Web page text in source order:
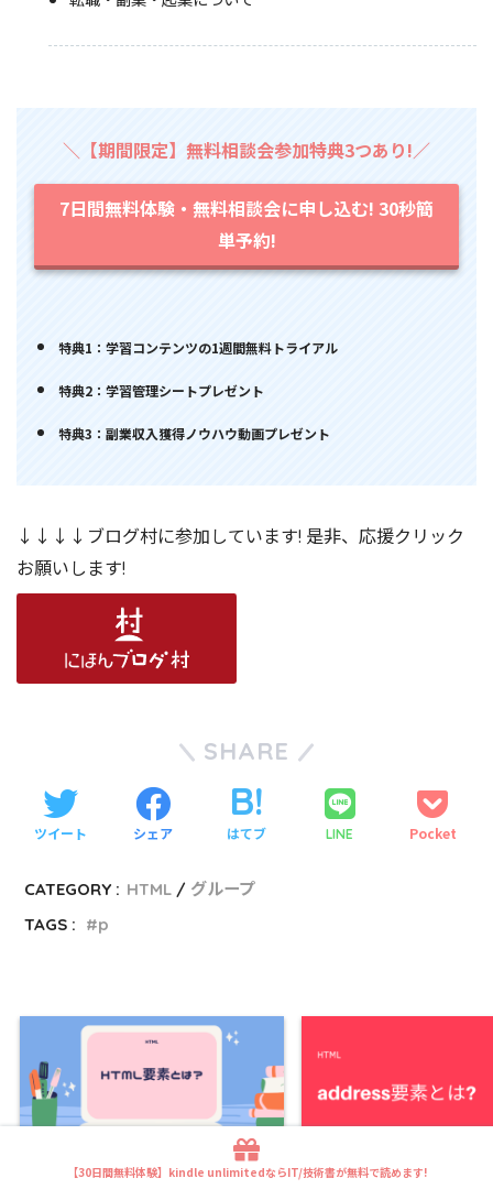
＼【期間限定】無料相談会参加特典3つあり!／
7日間無料体験・無料相談会に申し込む! 30秒簡
単予約!
特典1：学習コンテンツの1週間無料トライアル
特典2：学習管理シートプレゼント
特典3：副業収入獲得ノウハウ動画プレゼント
↓↓↓↓ブログ村に参加しています! 是非、応援クリック
お願いします!
SHARE
ツイート シェア はてブ LINE Pocket
CATEGORY : HTML
グループ
TAGS :
p
【30日間無料体験】kindle unlimitedならIT/技術書が無料で読めます!